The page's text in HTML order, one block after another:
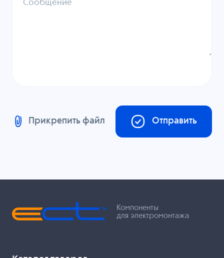
Сообщение
Прикрепить файл Отправить
Компоненты
для электромонтажа